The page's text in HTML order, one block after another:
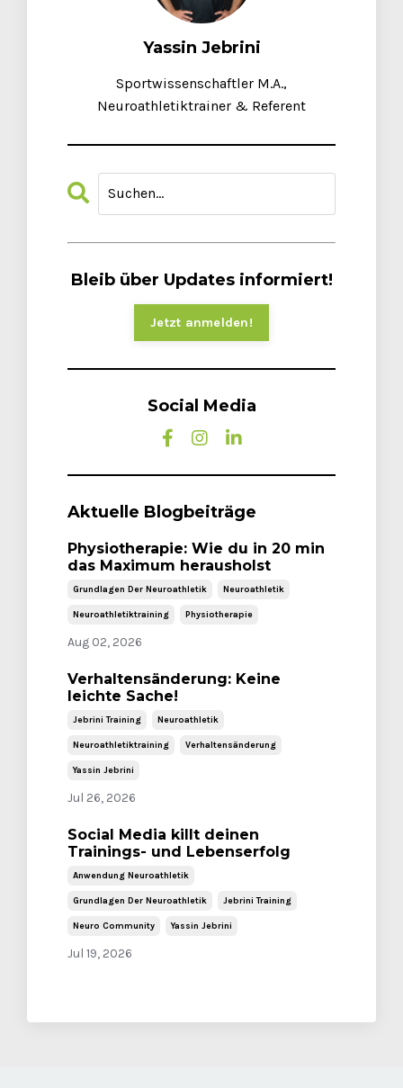
Yassin Jebrini
Sportwissenschaftler M.A.,
Neuroathletiktrainer & Referent
Bleib über Updates informiert!
Jetzt anmelden!
Social Media
Aktuelle Blogbeiträge
Physiotherapie: Wie du in 20 min
das Maximum herausholst
Grundlagen Der Neuroathletik Neuroathletik
Neuroathletiktraining Physiotherapie
Aug 02, 2026
Verhaltensänderung: Keine
leichte Sache!
Jebrini Training Neuroathletik
Neuroathletiktraining Verhaltensänderung
Yassin Jebrini
Jul 26, 2026
Social Media killt deinen
Trainings- und Lebenserfolg
Anwendung Neuroathletik
Grundlagen Der Neuroathletik Jebrini Training
Neuro Community Yassin Jebrini
Jul 19, 2026